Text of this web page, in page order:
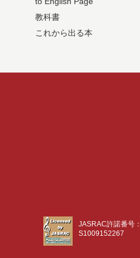
教科書
これから出る本
JASRAC許諾番号：
S1009152267